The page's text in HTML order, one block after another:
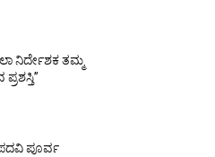
ನಿರ್ದೇಶಕ ತಮ್ಮ
ಪೂರ್ವ